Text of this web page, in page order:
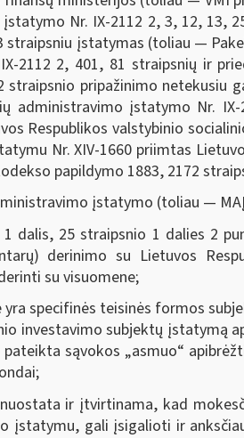
Nr. IX-2112 2, 3, 12, 13,
įstatymas (toliau —
2112 2, 401, 81 straipsnių ir
pripažinimo
administravimo įstatymo Nr.
Respublikos valstybinio
Nr. XIV-1660 priimtas
papildymo 1883, 2172
įstatymo (toliau —
25 straipsnio 1 dalies 2
derinimo su Lietuvos
su visuomene;
specifinės teisinės formos
investavimo subjektų įstatymą
sąvokos „asmuo“
ir įtvirtinama, kad
įstatymu, gali įsigalioti ir